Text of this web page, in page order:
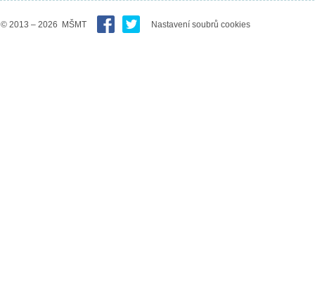
© 2013 – 2026 MŠMT Nastavení soubrů cookies